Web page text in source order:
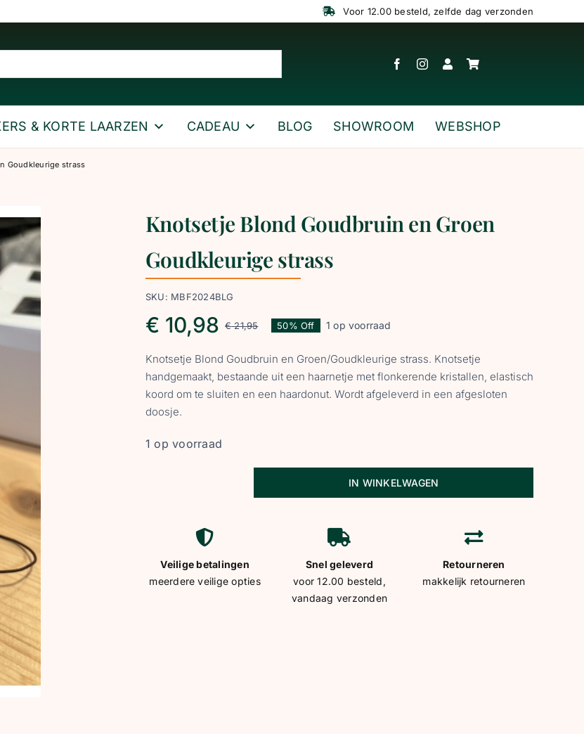
Voor 12.00 besteld, zelfde dag verzonden
& KORTE LAARZEN CADEAU BLOG SHOWROOM WEBSHOP
Goudkleurige strass
Knotsetje Blond Goudbruin en Groen
Goudkleurige strass
SKU: MBF2024BLG
€21,95
prijs
€ 10,98
prijs
50% Off 1 op voorraad
Knotsetje Blond Goudbruin en Groen/Goudkleurige strass. Knotsetje
handgemaakt, bestaande uit een haarnetje met flonkerende kristallen, elastisch
koord om te sluiten en een haardonut. Wordt afgeleverd in een afgesloten
doosje.
1 op voorraad
Goudbruin
en
Groen
Goudkleurige
IN WINKELWAGEN
Veilige betalingen
meerdere veilige opties
Snel geleverd
voor 12.00 besteld,
vandaag verzonden
Retourneren
makkelijk retourneren